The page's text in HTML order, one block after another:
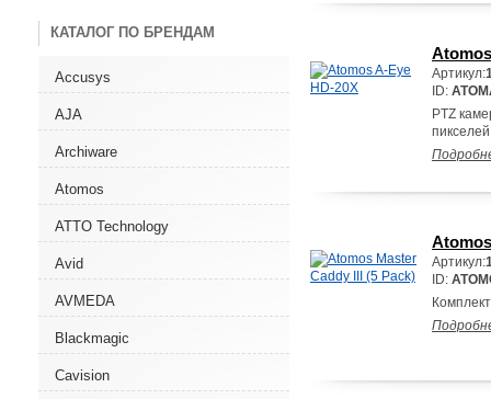
КАТАЛОГ ПО БРЕНДАМ
Accusys
AJA
Archiware
Atomos
ATTO Technology
Avid
AVMEDA
Blackmagic
Cavision
Артикул:
ID:
PTZ
Артикул:
ID: